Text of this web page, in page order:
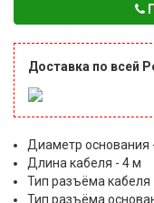
Доставка по всей
Диаметр основания
Длина кабеля - 4 м
Тип разъёма кабеля
Тип разъёма